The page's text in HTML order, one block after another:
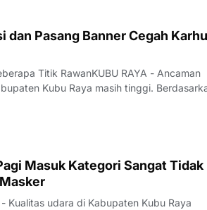
dan Pasang Banner Cegah
Titik RawanKUBU RAYA - Ancaman
Kubu Raya masih tinggi.
titik panas terdeteksi di sejumlah wilayah.
Masuk Kategori Sangat Tidak
Kualitas udara di Kabupaten Kubu Raya